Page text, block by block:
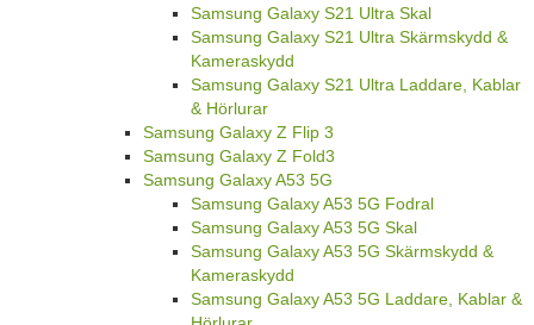
Samsung Galaxy S21 Ultra Skal
Samsung Galaxy S21 Ultra Skärmskydd &
Kameraskydd
Samsung Galaxy S21 Ultra Laddare, Kablar
& Hörlurar
Samsung Galaxy Z Flip 3
Samsung Galaxy Z Fold3
Samsung Galaxy A53 5G
Samsung Galaxy A53 5G Fodral
Samsung Galaxy A53 5G Skal
Samsung Galaxy A53 5G Skärmskydd &
Kameraskydd
Samsung Galaxy A53 5G Laddare, Kablar &